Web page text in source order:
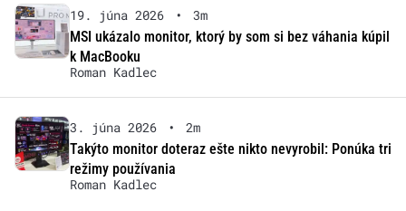
19. júna 2026 •
3m
MSI ukázalo monitor, ktorý by som si bez váhania kúpil
k MacBooku
Roman Kadlec
3. júna 2026 •
2m
Takýto monitor doteraz ešte nikto nevyrobil: Ponúka tri
režimy používania
Roman Kadlec